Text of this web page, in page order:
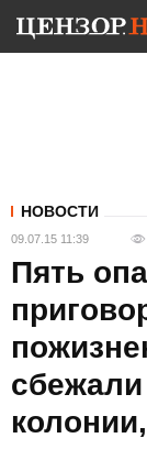
НОВОСТИ
09.07.15 11:39
Пять
сбежали